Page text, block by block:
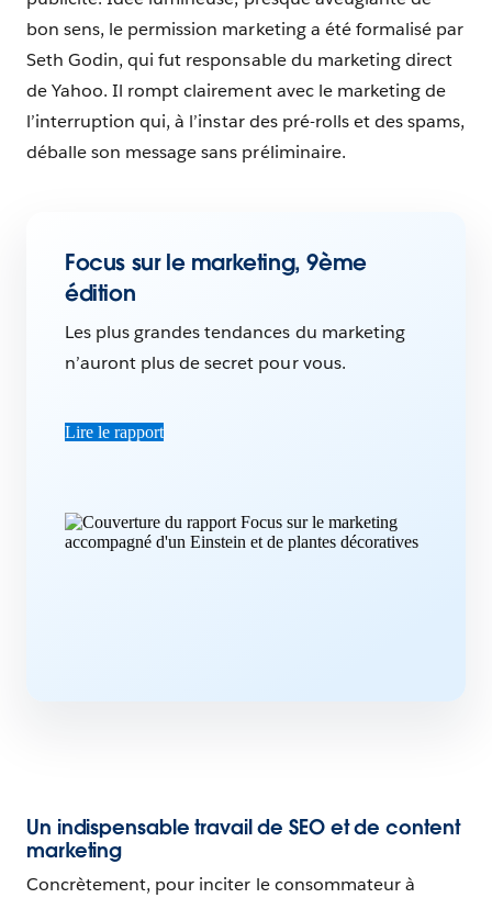
bon sens, le permission marketing a été formalisé par
Seth Godin, qui fut responsable du marketing direct
de Yahoo. Il rompt clairement avec le marketing de
l’interruption qui, à l’instar des pré-rolls et des spams,
déballe son message sans préliminaire.
Focus sur le marketing, 9ème
édition
Les plus grandes tendances du marketing
n’auront plus de secret pour vous.
Lire le rapport
Un indispensable travail de SEO et de content
marketing
Concrètement, pour inciter le consommateur à